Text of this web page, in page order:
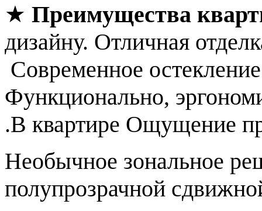
★ Преимущества
дизайну. Отличная
Современное
Функционально,
.В квартире Ощущение
Необычное зональное
полупрозрачной